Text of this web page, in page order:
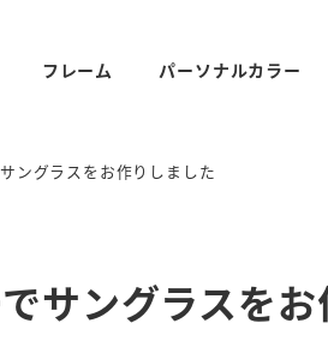
フレーム パーソナルカラー
ングラスをお作りしました
サングラスをお